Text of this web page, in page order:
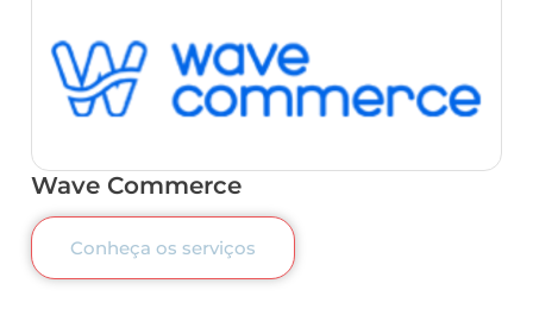
Wave Commerce
Conheça os serviços